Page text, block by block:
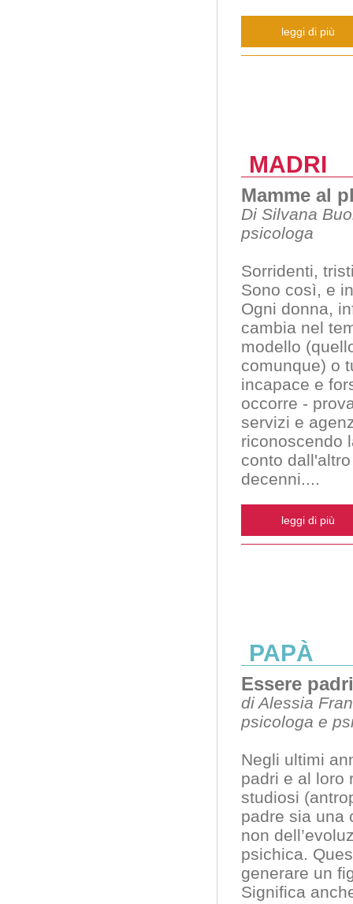
leggi di più
MADRI
Mamme al
Di Silvana
psicologa
Sorridenti,
Sono così, e
Ogni donna,
cambia nel
modello
comunque) o
incapace e
occorre -
servizi e
riconoscendo
conto
decenni....
leggi di più
PAPÀ
Essere
di Alessia
psicologa e
Negli ultimi
padri e al loro
studiosi
padre sia una
non
psichica.
generare un
Significa